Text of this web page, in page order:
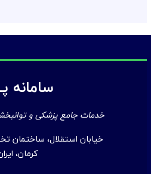
سامانه
خدمات جامع پزشکی و
خیابان استقلال،
کرمان،